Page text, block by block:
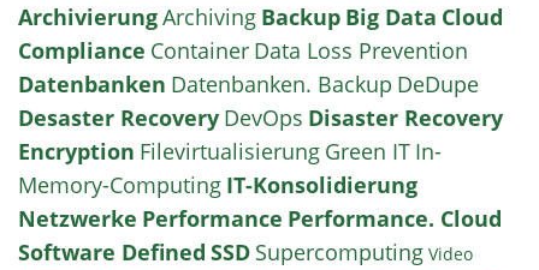
ArchivierungArchiving Backup Big Data Cloud
Compliance Container Data Loss Prevention
Datenbanken Datenbanken. Backup DeDupe
Desaster Recovery DevOps Disaster Recovery
Encryption Filevirtualisierung Green IT In-
Memory-Computing IT-Konsolidierung
Netzwerke Performance Performance. Cloud
Software Defined SSD Supercomputing Video